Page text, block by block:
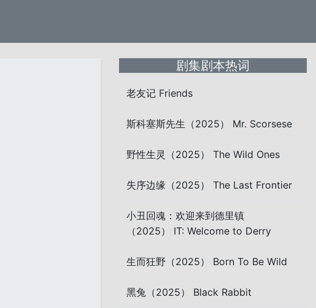
剧集剧本热词
老友记 Friends
斯科塞斯先生（2025） Mr. Scorsese
野性生灵（2025） The Wild Ones
失序边缘（2025） The Last Frontier
小丑回魂：欢迎来到德里镇
（2025） IT: Welcome to Derry
生而狂野（2025） Born To Be Wild
黑兔（2025） Black Rabbit